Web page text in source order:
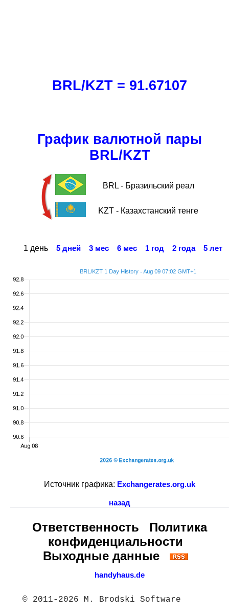
BRL/KZT = 91.67107
График валютной пары
BRL/KZT
BRL - Бразильский реал
KZT - Казахстанский тенге
1 день 5 дней 3 мес 6 мес 1 год 2 года 5 лет
Источник графика: Exchangerates.org.uk
назад
Ответственность
Политика
конфиденциальности
Выходные данные
handyhaus.de
© 2011-2026 M. Brodski Software